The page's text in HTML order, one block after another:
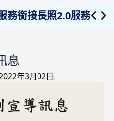
務銜接長照2.0服務
宣導訊息
照護品質計畫
息
年3月02日